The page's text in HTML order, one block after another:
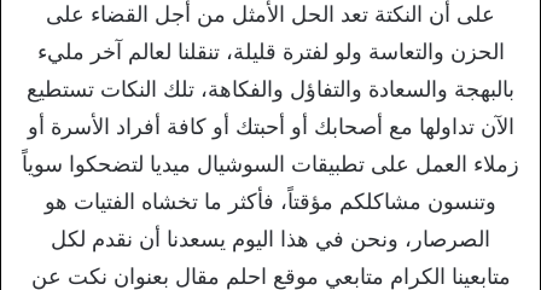
على أن النكتة تعد الحل الأمثل من أجل القضاء على
الحزن والتعاسة ولو لفترة قليلة، تنقلنا لعالم آخر مليء
بالبهجة والسعادة والتفاؤل والفكاهة، تلك النكات تستطيع
الآن تداولها مع أصحابك أو أحبتك أو كافة أفراد الأسرة أو
زملاء العمل على تطبيقات السوشيال ميديا لتضحكوا سوياً
وتنسون مشاكلكم مؤقتاً، فأكثر ما تخشاه الفتيات هو
الصرصار، ونحن في هذا اليوم يسعدنا أن نقدم لكل
متابعينا الكرام متابعي موقع احلم مقال بعنوان نكت عن